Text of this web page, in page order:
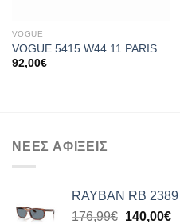
VOGUE
VOGUE 5415 W44 11 PARIS
92,00€
ΝΕΕΣ ΑΦΙΞΕΙΣ
RAYBAN RB
176,99€ Original
140,00€Η